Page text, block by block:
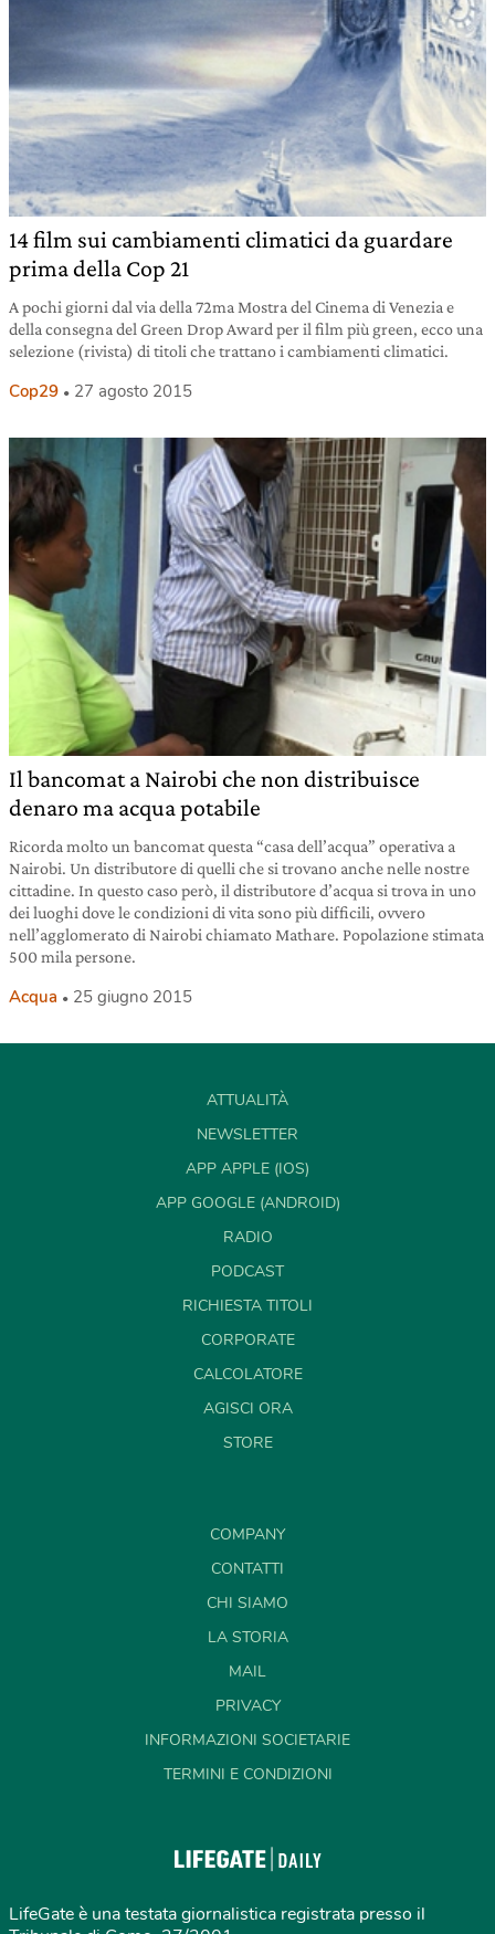
14 film sui cambiamenti climatici da guardare
prima della Cop 21
A pochi giorni dal via della 72ma Mostra del Cinema di Venezia e
della consegna del Green Drop Award per il film più green, ecco una
selezione (rivista) di titoli che trattano i cambiamenti climatici.
Cop29 27 agosto 2015
Il bancomat a Nairobi che non distribuisce
denaro ma acqua potabile
Ricorda molto un bancomat questa “casa dell’acqua” operativa a
Nairobi. Un distributore di quelli che si trovano anche nelle nostre
cittadine. In questo caso però, il distributore d’acqua si trova in uno
dei luoghi dove le condizioni di vita sono più difficili, ovvero
nell’agglomerato di Nairobi chiamato Mathare. Popolazione stimata
500 mila persone.
Acqua 25 giugno 2015
ATTUALITÀ
NEWSLETTER
APP APPLE (IOS)
APP GOOGLE (ANDROID)
RADIO
PODCAST
RICHIESTA TITOLI
CORPORATE
CALCOLATORE
AGISCI ORA
STORE
COMPANY
CONTATTI
CHI SIAMO
LA STORIA
MAIL
PRIVACY
INFORMAZIONI SOCIETARIE
TERMINI E CONDIZIONI
LifeGate è una testata giornalistica registrata presso il